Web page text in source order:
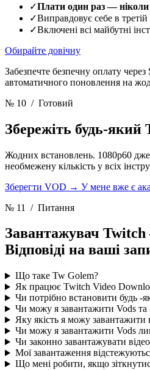
✓Плати один раз — ніколи
✓Виправдовує себе в третій
✓Включені всі майбутні
Обирайте довічну
Забезпечте безпечну оплату
автоматичного поновлення на
№ 10 / Готовий
Збережіть будь-
Жодних встановлень. 1080p60
необмежену кількість у всіх
Зберегти VOD → У мене вже є
№ 11
/ Питання
Завантажувач
Відповіді на ваші
Що таке Tw Golem?
Як працює Twitch Video
Чи потрібно встановити будь -
Чи можу я завантажити Vods та
Яку якість я можу завантажити
Чи можу я завантажити Vods
Чи законно завантажувати
Мої завантаження
Що мені робити, якщо